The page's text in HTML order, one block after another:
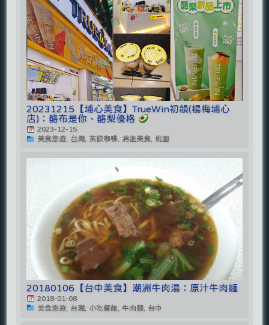
20231215【埔心美食】TrueWin初韻(楊梅埔心
店)：酪布是你、酪梨優格
2023-12-15
美食悠遊, 台灣, 茶飲咖啡, 消逝美食, 桃園
20180106【台中美食】潮洲牛肉湯：原汁牛肉麵
2018-01-08
美食悠遊, 台灣, 小吃餐館, 牛肉麵, 台中